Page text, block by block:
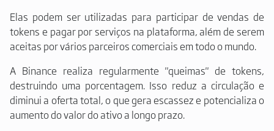
Elas podem ser utilizadas para participar de vendas de
tokens e pagar por serviços na plataforma, além de serem
aceitas por vários parceiros comerciais em todo o mundo.
A Binance realiza regularmente "queimas" de tokens,
destruindo uma porcentagem. Isso reduz a circulação e
diminui a oferta total, o que gera escassez e potencializa o
aumento do valor do ativo a longo prazo.